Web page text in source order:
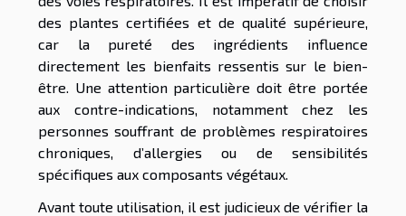
des plantes certifiées et de qualité supérieure,
car la pureté des ingrédients influence
directement les bienfaits ressentis sur le bien-
être. Une attention particulière doit être portée
aux contre-indications, notamment chez les
personnes souffrant de problèmes respiratoires
chroniques, d’allergies ou de sensibilités
spécifiques aux composants végétaux.
Avant toute utilisation, il est judicieux de vérifier la